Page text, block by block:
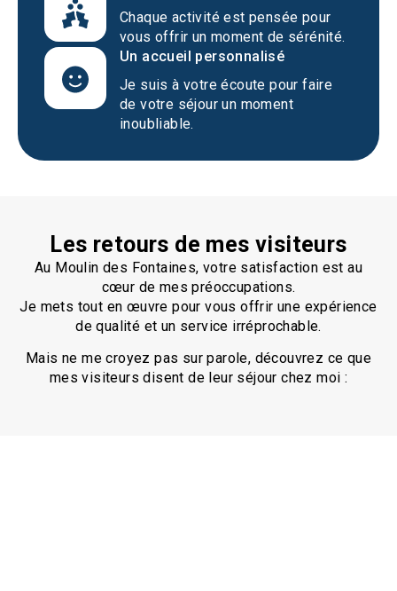
Chaque activité est pensée pour
vous offrir un moment de sérénité.
Un accueil personnalisé
Je suis à votre écoute pour faire
de votre séjour un moment
inoubliable.
Les retours de mes visiteurs
Au Moulin des Fontaines, votre satisfaction est au
cœur de mes préoccupations.
Je mets tout en œuvre pour vous offrir une expérience
de qualité et un service irréprochable.
Mais ne me croyez pas sur parole, découvrez ce que
mes visiteurs disent de leur séjour chez moi :